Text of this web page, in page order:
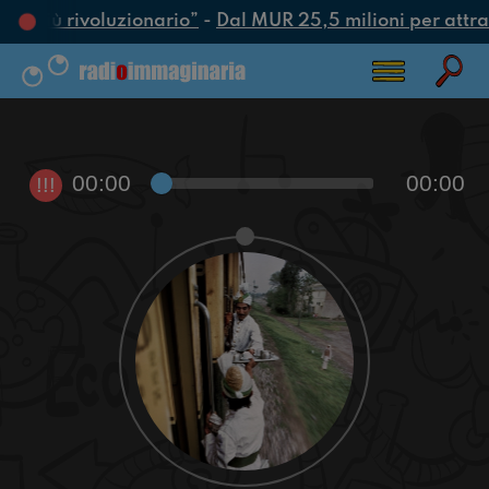
più rivoluzionario”-Dal MUR 25,5 milioni per
!!! 00:00 00:00